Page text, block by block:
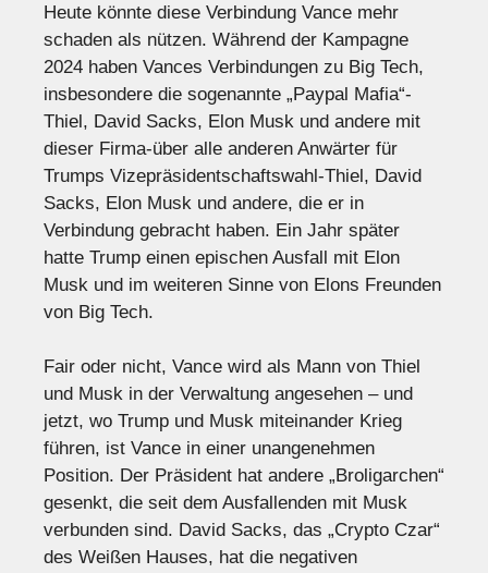
Heute könnte diese Verbindung Vance mehr
schaden als nützen. Während der Kampagne
2024 haben Vances Verbindungen zu Big Tech,
insbesondere die sogenannte „Paypal Mafia“-
Thiel, David Sacks, Elon Musk und andere mit
dieser Firma-über alle anderen Anwärter für
Trumps Vizepräsidentschaftswahl-Thiel, David
Sacks, Elon Musk und andere, die er in
Verbindung gebracht haben. Ein Jahr später
hatte Trump einen epischen Ausfall mit Elon
Musk und im weiteren Sinne von Elons Freunden
von Big Tech.
Fair oder nicht, Vance wird als Mann von Thiel
und Musk in der Verwaltung angesehen – und
jetzt, wo Trump und Musk miteinander Krieg
führen, ist Vance in einer unangenehmen
Position. Der Präsident hat andere „Broligarchen“
gesenkt, die seit dem Ausfallenden mit Musk
verbunden sind. David Sacks, das „Crypto Czar“
des Weißen Hauses, hat die negativen